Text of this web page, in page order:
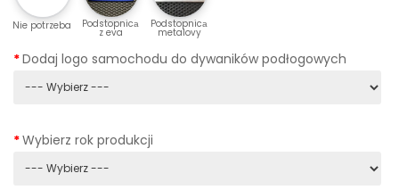
Nie potrzeba Podstopnicа
z eva
Podstopnicа
metalovy
Dodaj logo samochodu do dywaników podłogowych
Wybierz rok produkcji